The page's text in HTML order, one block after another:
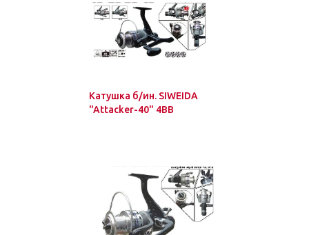
Катушка б/ин. SIWEIDA
"Attacker-40" 4BB